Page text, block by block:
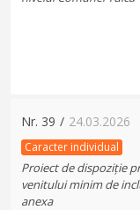
Nr. 39 / 24.03.2026
Caracter individual
Proiect de dispoziție
venitului minim de
anexa